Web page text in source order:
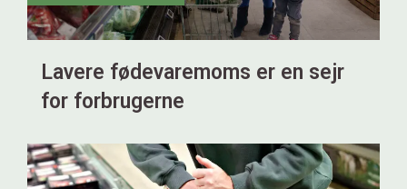
Lavere fødevaremoms er en sejr
for forbrugerne